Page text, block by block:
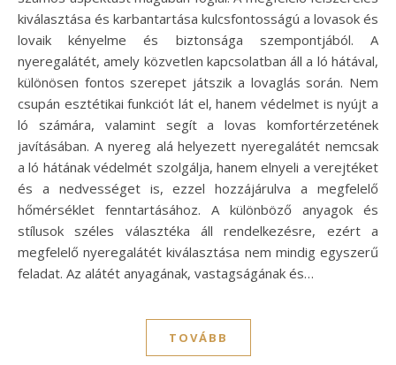
kiválasztása és karbantartása kulcsfontosságú a lovasok és
lovaik kényelme és biztonsága szempontjából. A
nyeregalátét, amely közvetlen kapcsolatban áll a ló hátával,
különösen fontos szerepet játszik a lovaglás során. Nem
csupán esztétikai funkciót lát el, hanem védelmet is nyújt a
ló számára, valamint segít a lovas komfortérzetének
javításában. A nyereg alá helyezett nyeregalátét nemcsak
a ló hátának védelmét szolgálja, hanem elnyeli a verejtéket
és a nedvességet is, ezzel hozzájárulva a megfelelő
hőmérséklet fenntartásához. A különböző anyagok és
stílusok széles választéka áll rendelkezésre, ezért a
megfelelő nyeregalátét kiválasztása nem mindig egyszerű
feladat. Az alátét anyagának, vastagságának és…
TOVÁBB